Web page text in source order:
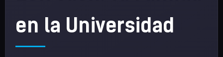
en la Universidad